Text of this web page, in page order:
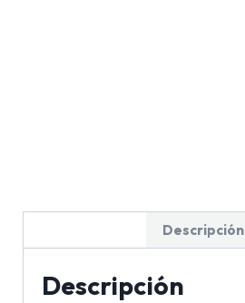
Descripción
Descripción